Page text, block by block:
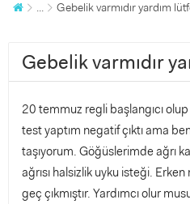
... Gebelik varmıdır yardım
Gebelik varmıdır
20 temmuz regli başlangıcı
test yaptım negatif çıktı ama
taşıyorum. Göğüslerimde ağrı
ağrısı halsizlik uyku isteği.
geç çıkmıştır. Yardımcı olur